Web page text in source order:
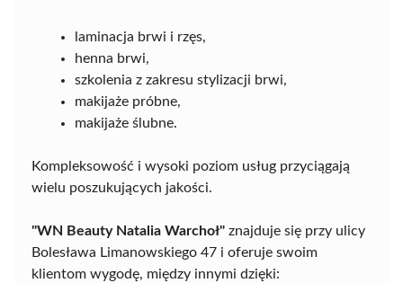
laminacja brwi i rzęs,
henna brwi,
szkolenia z zakresu stylizacji brwi,
makijaże próbne,
makijaże ślubne.
Kompleksowość i wysoki poziom usług przyciągają
wielu poszukujących jakości.
"WN Beauty Natalia Warchoł" znajduje się przy ulicy
Bolesława Limanowskiego 47 i oferuje swoim
klientom wygodę, między innymi dzięki: